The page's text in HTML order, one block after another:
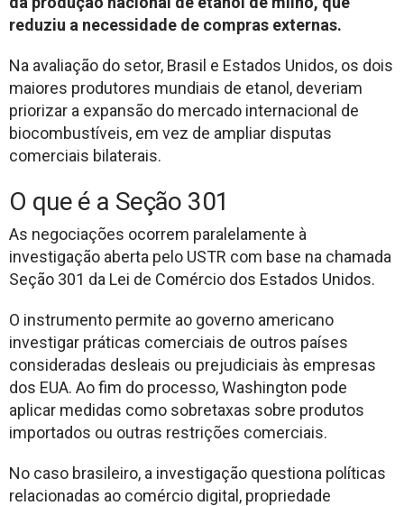
reduziu a necessidade de compras externas.
Na avaliação do setor, Brasil e Estados Unidos, os dois
maiores produtores mundiais de etanol, deveriam
priorizar a expansão do mercado internacional de
biocombustíveis, em vez de ampliar disputas
comerciais bilaterais.
O que é a Seção 301
As negociações ocorrem paralelamente à
investigação aberta pelo USTR com base na chamada
Seção 301 da Lei de Comércio dos Estados Unidos.
O instrumento permite ao governo americano
investigar práticas comerciais de outros países
consideradas desleais ou prejudiciais às empresas
dos EUA. Ao fim do processo, Washington pode
aplicar medidas como sobretaxas sobre produtos
importados ou outras restrições comerciais.
No caso brasileiro, a investigação questiona políticas
relacionadas ao comércio digital, propriedade